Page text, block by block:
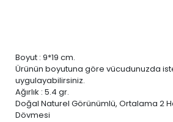
Boyut : 9*19 cm.
Ürünün boyutuna göre vücudunuzda
uygulayabilirsiniz.
Ağırlık : 5.4 gr.
Doğal Naturel Görünümlü, Ortalama 2
Dövmesi